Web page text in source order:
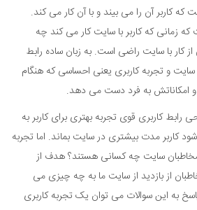
کاربر آن را می بیند و با آن کار می کند.
که زمانی که کاربر با سایت کار می کند چه
کار با سایت راضی است. به زبان ساده رابط
و تجربه کاربری یعنی احساسی که هنگام
و امکاناتش به فرد دست می دهد.
کاربری قوی تجربه بهتری برای کاربر به
کاربر مدت بیشتری در سایت بماند. اما تجربه
مخاطبان سایت چه کسانی هستند؟ هدف از
از بازدید از سایت ما به چه چیزی می
به این سوالات می توان یک تجربه کاربری